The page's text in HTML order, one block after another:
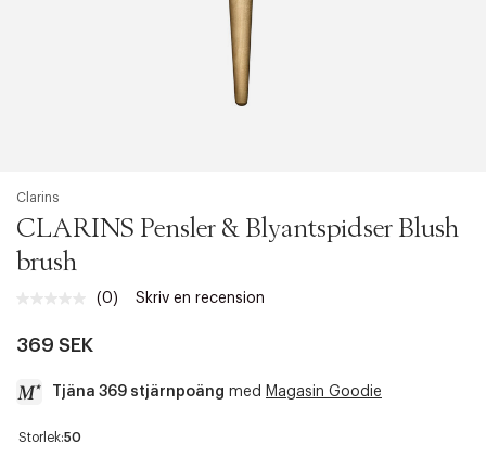
Clarins
CLARINS Pensler & Blyantspidser Blush
brush
Inget
sida.
(0) Skriv en recension
369 SEK
Tjäna 369 stjärnpoäng med Magasin Goodie
a
Storlek:50